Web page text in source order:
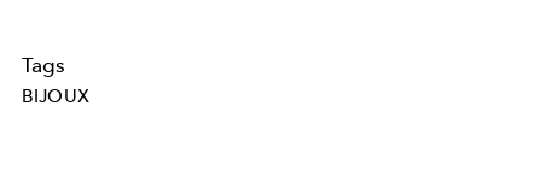
Tags
BIJOUX